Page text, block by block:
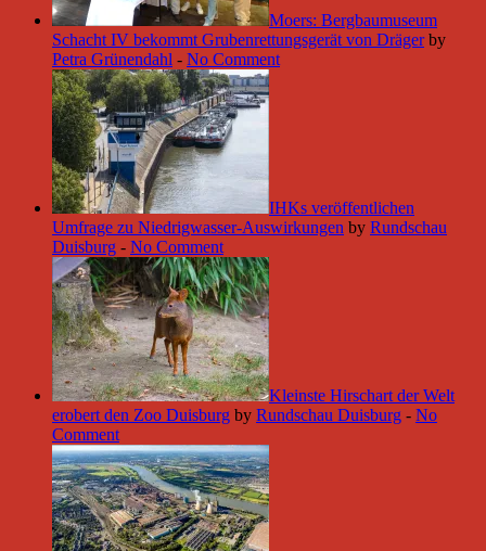
Moers: Bergbaumuseum
Schacht IV bekommt Grubenrettungsgerät von Dräger by
Petra Grünendahl - No Comment
IHKs veröffentlichen
Umfrage zu Niedrigwasser-Auswirkungen by Rundschau
Duisburg - No Comment
Kleinste Hirschart der Welt
erobert den Zoo Duisburg by Rundschau Duisburg - No
Comment